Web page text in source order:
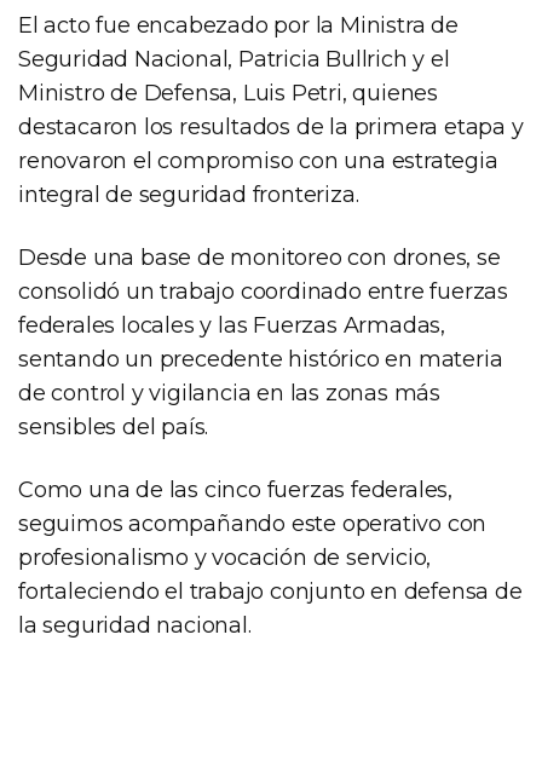
El acto fue encabezado por la Ministra de
Seguridad Nacional, Patricia Bullrich y el
Ministro de Defensa, Luis Petri, quienes
destacaron los resultados de la primera etapa y
renovaron el compromiso con una estrategia
integral de seguridad fronteriza.
Desde una base de monitoreo con drones, se
consolidó un trabajo coordinado entre fuerzas
federales locales y las Fuerzas Armadas,
sentando un precedente histórico en materia
de control y vigilancia en las zonas más
sensibles del país.
Como una de las cinco fuerzas federales,
seguimos acompañando este operativo con
profesionalismo y vocación de servicio,
fortaleciendo el trabajo conjunto en defensa de
la seguridad nacional.